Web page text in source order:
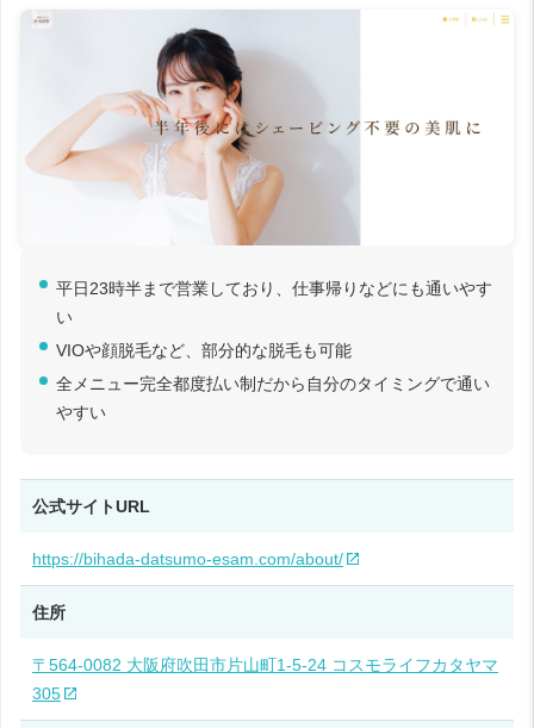
平日23時半まで営業しており、仕事帰りなどにも通いやす
い
VIOや顔脱毛など、部分的な脱毛も可能
全メニュー完全都度払い制だから自分のタイミングで通い
やすい
公式サイトURL
https://bihada-datsumo-esam.com/about/
住所
〒564-0082 大阪府吹田市片山町1-5-24 コスモライフカタヤマ
305